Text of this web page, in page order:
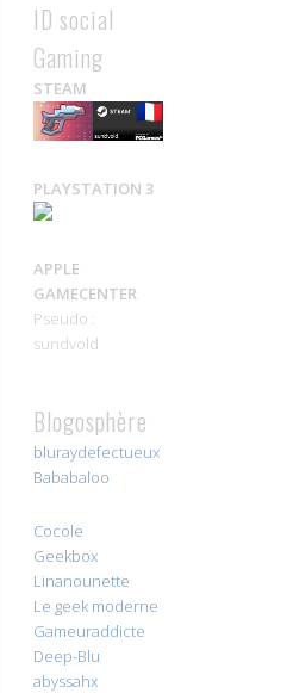
ID social
Gaming
STEAM
PLAYSTATION 3
APPLE
GAMECENTER
Pseudo :
sundvold
Blogosphère
bluraydefectueux
Bababaloo
Cocole
Geekbox
Linanounette
Le geek moderne
Gameuraddicte
Deep-Blu
abyssahx